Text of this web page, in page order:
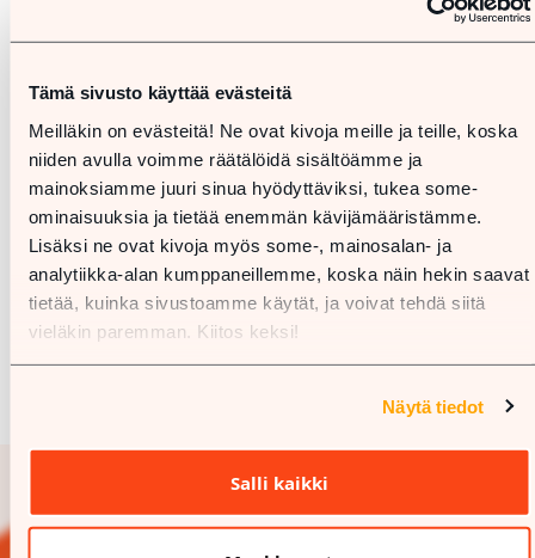
Tämä sivusto käyttää evästeitä
Meilläkin on evästeitä! Ne ovat kivoja meille ja teille, koska
niiden avulla voimme räätälöidä sisältöämme ja
mainoksiamme juuri sinua hyödyttäviksi, tukea some-
ominaisuuksia ja tietää enemmän kävijämääristämme.
Lisäksi ne ovat kivoja myös some-, mainosalan- ja
analytiikka-alan kumppaneillemme, koska näin hekin saavat
tietää, kuinka sivustoamme käytät, ja voivat tehdä siitä
vieläkin paremman. Kiitos keksi!
Näytä tiedot
Salli kaikki